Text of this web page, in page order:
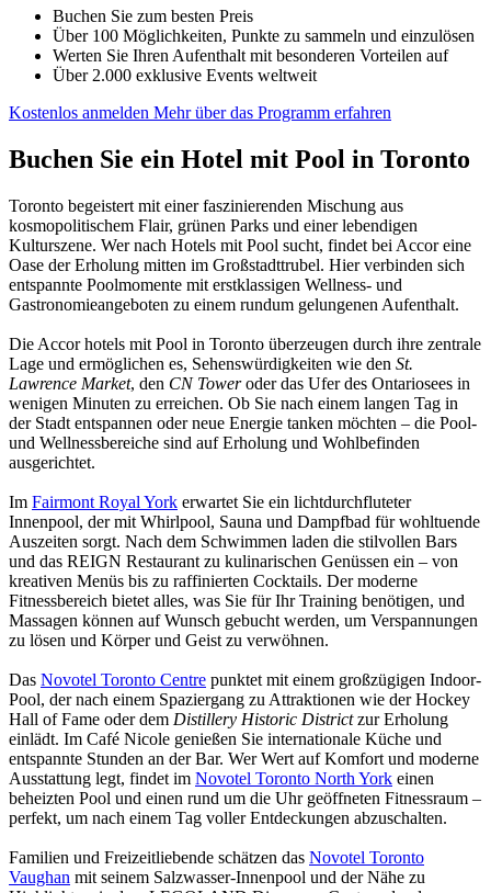
Buchen Sie zum besten Preis
Über 100 Möglichkeiten, Punkte zu sammeln und einzulösen
Werten Sie Ihren Aufenthalt mit besonderen Vorteilen auf
Über 2.000 exklusive Events weltweit
Kostenlos anmelden Mehr über das Programm erfahren
Buchen Sie ein Hotel mit Pool in Toronto
Toronto begeistert mit einer faszinierenden Mischung aus
kosmopolitischem Flair, grünen Parks und einer lebendigen
Kulturszene. Wer nach Hotels mit Pool sucht, findet bei Accor eine
Oase der Erholung mitten im Großstadttrubel. Hier verbinden sich
entspannte Poolmomente mit erstklassigen Wellness- und
Gastronomieangeboten zu einem rundum gelungenen Aufenthalt.
Die Accor hotels mit Pool in Toronto überzeugen durch ihre zentrale
Lage und ermöglichen es, Sehenswürdigkeiten wie den St.
Lawrence Market, den CN Toweroder das Ufer des Ontariosees in
wenigen Minuten zu erreichen. Ob Sie nach einem langen Tag in
der Stadt entspannen oder neue Energie tanken möchten – die Pool-
und Wellnessbereiche sind auf Erholung und Wohlbefinden
ausgerichtet.
Im Fairmont Royal York erwartet Sie ein lichtdurchfluteter
Innenpool, der mit Whirlpool, Sauna und Dampfbad für wohltuende
Auszeiten sorgt. Nach dem Schwimmen laden die stilvollen Bars
und das REIGN Restaurant zu kulinarischen Genüssen ein – von
kreativen Menüs bis zu raffinierten Cocktails. Der moderne
Fitnessbereich bietet alles, was Sie für Ihr Training benötigen, und
Massagen können auf Wunsch gebucht werden, um Verspannungen
zu lösen und Körper und Geist zu verwöhnen.
Das Novotel Toronto Centre punktet mit einem großzügigen Indoor-
Pool, der nach einem Spaziergang zu Attraktionen wie der Hockey
Hall of Fame oder dem Distillery Historic Districtzur Erholung
einlädt. Im Café Nicole genießen Sie internationale Küche und
entspannte Stunden an der Bar. Wer Wert auf Komfort und moderne
Ausstattung legt, findet im Novotel Toronto North York einen
beheizten Pool und einen rund um die Uhr geöffneten Fitnessraum –
perfekt, um nach einem Tag voller Entdeckungen abzuschalten.
Familien und Freizeitliebende schätzen das Novotel Toronto
Vaughan mit seinem Salzwasser-Innenpool und der Nähe zu